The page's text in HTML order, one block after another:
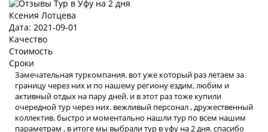
Ксения Лотцева
Дата: 2021-09-01
Качество
Стоимость
Сроки
Замечательная туркомпания. вот уже который раз летаем за
границу через них и по нашему региону ездим, любим и
активный отдых на пару дней. и в этот раз тоже купили
очередной тур через них. вежливый персонал , дружественный
коллектив. быстро и моментально нашли тур по всем нашим
параметрам , в итоге мы выбрали тур в уфу на 2 дня. спасибо